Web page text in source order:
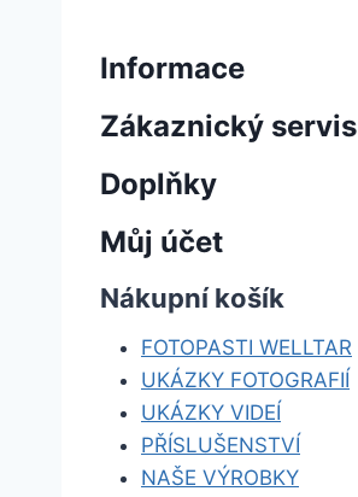
Informace
Zákaznický servis
Doplňky
Můj účet
Nákupní košík
FOTOPASTI WELLTAR
UKÁZKY FOTOGRAFIÍ
UKÁZKY VIDEÍ
PŘÍSLUŠENSTVÍ
NAŠE VÝROBKY